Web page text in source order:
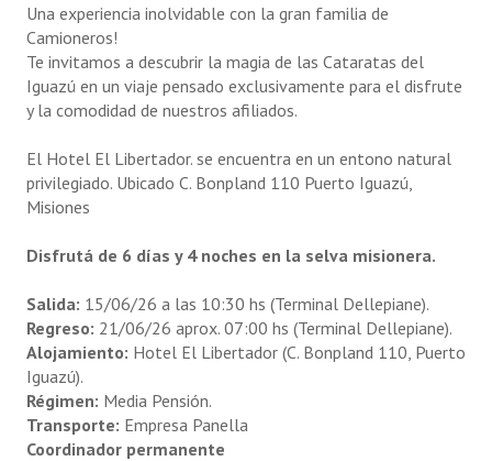
la 15 D
Contáctenos
BENEFICIOS MÉDICOS
Emergencias médicas a domicilio
Descuentos en farmacia
Audífonos
Odontología
Opticas
Ortopedias
CONTACTO
Una experiencia inolvidable con la gran familia de
Camioneros!
Te invitamos a descubrir la magia de las Cataratas del
Iguazú en un viaje pensado exclusivamente para el disfrute
y la comodidad de nuestros afiliados.
El Hotel El Libertador. se encuentra en un entono natural
privilegiado. Ubicado C. Bonpland 110 Puerto Iguazú,
Misiones
Disfrutá de 6 días y 4 noches en la selva misionera.
Salida: 15/06/26 a las 10:30 hs (Terminal Dellepiane).
Regreso: 21/06/26 aprox. 07:00 hs (Terminal Dellepiane).
Alojamiento: Hotel El Libertador (C. Bonpland 110, Puerto
Iguazú).
Régimen: Media Pensión.
Transporte: Empresa Panella
Coordinador permanente